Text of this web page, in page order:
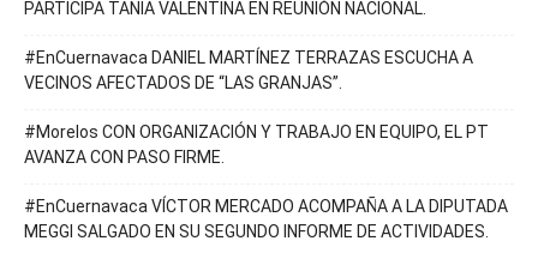
PARTICIPA TANIA VALENTINA EN REUNIÓN NACIONAL.
#EnCuernavaca DANIEL MARTÍNEZ TERRAZAS ESCUCHA A
VECINOS AFECTADOS DE “LAS GRANJAS”.
#Morelos CON ORGANIZACIÓN Y TRABAJO EN EQUIPO, EL PT
AVANZA CON PASO FIRME.
#EnCuernavaca VÍCTOR MERCADO ACOMPAÑA A LA DIPUTADA
MEGGI SALGADO EN SU SEGUNDO INFORME DE ACTIVIDADES.